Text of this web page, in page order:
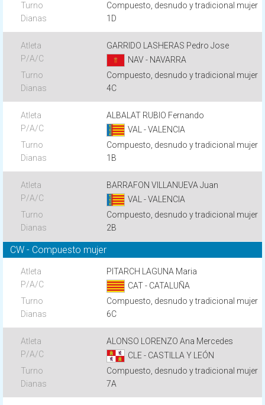
Compuesto, desnudo y tradicional mujer
1D
GARRIDO LASHERAS Pedro Jose
NAV - NAVARRA
Compuesto, desnudo y tradicional mujer
4C
ALBALAT RUBIO Fernando
VAL - VALENCIA
Compuesto, desnudo y tradicional mujer
1B
BARRAFON VILLANUEVA Juan
VAL - VALENCIA
Compuesto, desnudo y tradicional mujer
2B
CW - Compuesto mujer
PITARCH LAGUNA Maria
CAT - CATALUÑA
Compuesto, desnudo y tradicional mujer
6C
ALONSO LORENZO Ana Mercedes
CLE - CASTILLA Y LEÓN
Compuesto, desnudo y tradicional mujer
7A